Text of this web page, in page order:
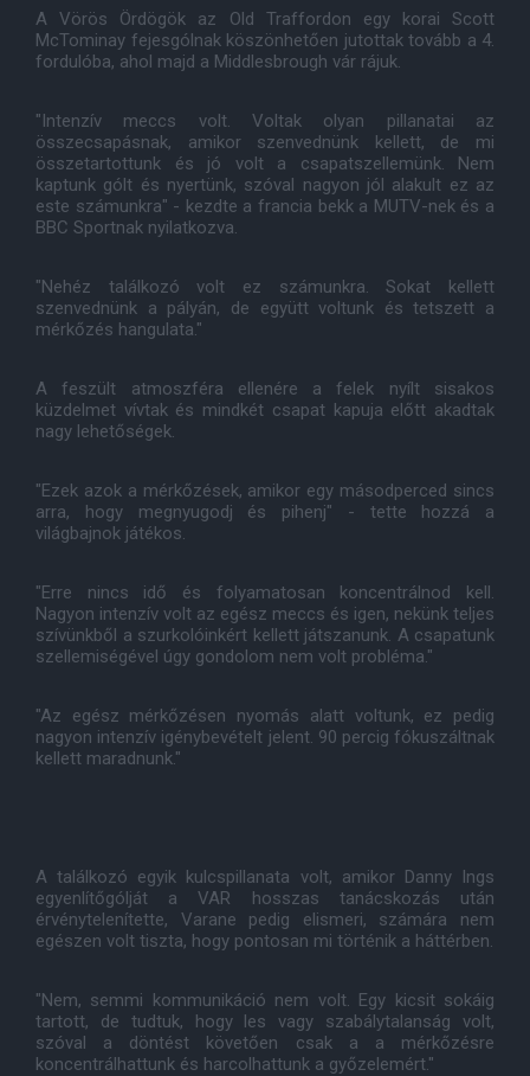
A Vörös Ördögök az Old Traffordon egy korai Scott
McTominay fejesgólnak köszönhetően jutottak tovább a 4.
fordulóba, ahol majd a Middlesbrough vár rájuk.
"Intenzív meccs volt. Voltak olyan pillanatai az
összecsapásnak, amikor szenvednünk kellett, de mi
összetartottunk és jó volt a csapatszellemünk. Nem
kaptunk gólt és nyertünk, szóval nagyon jól alakult ez az
este számunkra" - kezdte a francia bekk a MUTV-nek és a
BBC Sportnak nyilatkozva.
"Nehéz találkozó volt ez számunkra. Sokat kellett
szenvednünk a pályán, de együtt voltunk és tetszett a
mérkőzés hangulata."
A feszült atmoszféra ellenére a felek nyílt sisakos
küzdelmet vívtak és mindkét csapat kapuja előtt akadtak
nagy lehetőségek.
"Ezek azok a mérkőzések, amikor egy másodperced sincs
arra, hogy megnyugodj és pihenj" - tette hozzá a
világbajnok játékos.
"Erre nincs idő és folyamatosan koncentrálnod kell.
Nagyon intenzív volt az egész meccs és igen, nekünk teljes
szívünkből a szurkolóinkért kellett játszanunk. A csapatunk
szellemiségével úgy gondolom nem volt probléma."
"Az egész mérkőzésen nyomás alatt voltunk, ez pedig
nagyon intenzív igénybevételt jelent. 90 percig fókuszáltnak
kellett maradnunk."
A találkozó egyik kulcspillanata volt, amikor Danny Ings
egyenlítőgólját a VAR hosszas tanácskozás után
érvénytelenítette, Varane pedig elismeri, számára nem
egészen volt tiszta, hogy pontosan mi történik a háttérben.
"Nem, semmi kommunikáció nem volt. Egy kicsit sokáig
tartott, de tudtuk, hogy les vagy szabálytalanság volt,
szóval a döntést követően csak a a mérkőzésre
koncentrálhattunk és harcolhattunk a győzelemért."